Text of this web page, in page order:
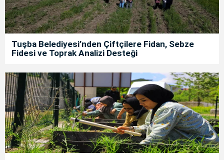
Tuşba Belediyesi’nden Çiftçilere Fidan, Sebze
Fidesi ve Toprak Analizi Desteği